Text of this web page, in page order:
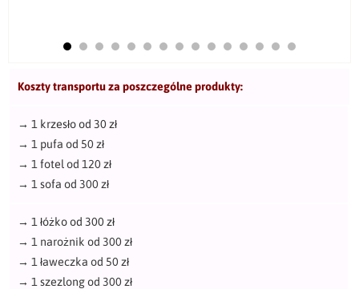
Koszty transportu za poszczególne produkty:
→ 1 krzesło od 30 zł
→ 1 pufa od 50 zł
→ 1 fotel od 120 zł
→ 1 sofa od 300 zł
→ 1 łóżko od 300 zł
→ 1 narożnik od 300 zł
→ 1 ławeczka od 50 zł
→ 1 szezlong od 300 zł